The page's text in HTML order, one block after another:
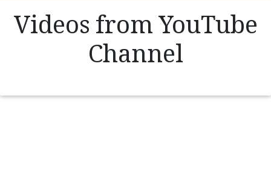
Videos from YouTube
Channel